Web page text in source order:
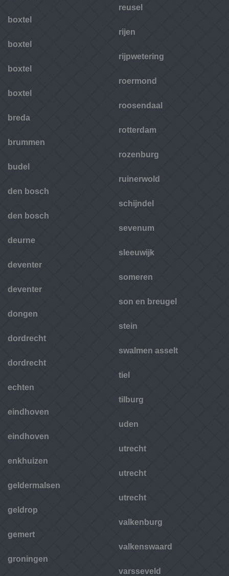
boxtel
boxtel
boxtel
boxtel
breda
brummen
budel
den bosch
den bosch
deurne
deventer
deventer
dongen
dordrecht
dordrecht
echten
eindhoven
eindhoven
enkhuizen
geldermalsen
geldrop
gemert
groningen
reusel
rijen
rijpwetering
roermond
roosendaal
rotterdam
rozenburg
ruinerwold
schijndel
sevenum
sleeuwijk
someren
son en breugel
stein
swalmen asselt
tiel
tilburg
uden
utrecht
utrecht
utrecht
valkenburg
valkenswaard
varsseveld